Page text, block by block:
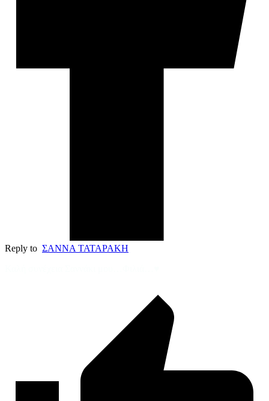
Reply to ΣΑΝΝΑ ΤΑΤΑΡΑΚΗ